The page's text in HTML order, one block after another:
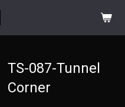
TS-087-Tunnel
Corner